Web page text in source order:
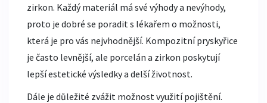
zirkon. Každý materiál má své výhody a nevýhody,
proto je dobré se poradit s lékařem o možnosti,
která je pro vás nejvhodnější. Kompozitní pryskyřice
je často levnější, ale porcelán a zirkon poskytují
lepší estetické výsledky a delší životnost.
Dále je důležité zvážit možnost využití pojištění.